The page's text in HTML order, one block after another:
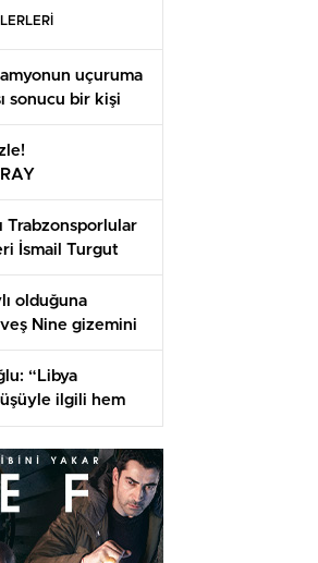
uçuruma
sonucu bir kişi
Canlı şifresiz
maç izle! GS TS
izlenir?
Trabzonsporlular
İsmail Turgut
vefat etti
olduğuna
Nine gizemini
“Libya
ilgili hem
gruplarımızın
bir süreç var”